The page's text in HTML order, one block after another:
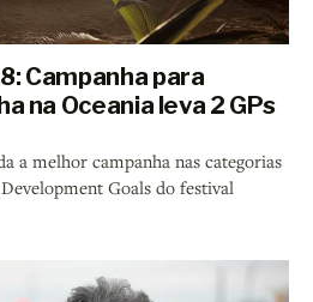
Campanha para
na Oceania leva 2 GPs
a melhor campanha nas categorias
Goals do festival